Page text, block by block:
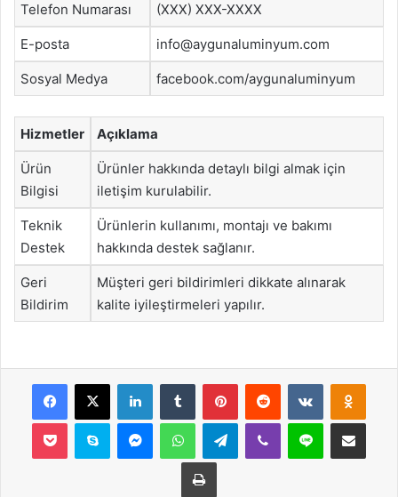
Telefon Numarası (XXX) XXX-XXXX
E-posta info@aygunaluminyum.com
Sosyal Medya facebook.com/aygunaluminyum
Hizmetler Açıklama
Ürün
Bilgisi
Ürünler hakkında detaylı bilgi almak için
iletişim kurulabilir.
Teknik
Destek
Ürünlerin kullanımı, montajı ve bakımı
hakkında destek sağlanır.
Geri
Bildirim
Müşteri geri bildirimleri dikkate alınarak
kalite iyileştirmeleri yapılır.
Facebook
X LinkedInTumblr PinterestReddit VKontakte
Pocket Skype MessengerWhatsAppTelegramViber Line E-Posta ile
Yazdır